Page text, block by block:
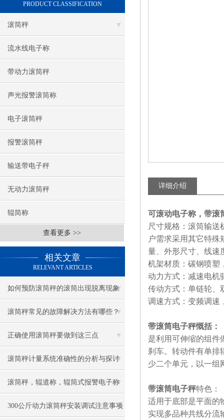
PRODUCT CLASSIFICATION
滚筒秤
流水线电子称
带动力滚筒秤
声光报警滚筒称
电子滚筒秤
报警滚筒秤
输送带电子秤
无动力滚筒秤
辊筒称
查看更多 >>
相关文章
RELEVANT ARTICLES
如何预防滚筒秤的滚筒出现脱离现象
滚筒秤常见的故障解决方法有哪些？
正确使用滚筒秤要做到这三点
滚筒秤计量系统准确性的分析与探讨​
滚筒秤，辊道称，辊筒式报警电子称
慨述
300公斤动力滚筒秤安装调试注意事项
详细介绍
可滚动电子称，带滚
尺寸规格：滚筒输送
户需求采用其它特殊
量、外形尺寸、线速
机架材质：碳钢喷塑
动力方式：减速电机
传动方式：单链轮、
调速方式：变频调速
带滚筒电子秤慨括：
是利用可伸缩的组件
刹车。转动件有单排
少二个单元，以一组
带滚筒电子秤特色：
适用于底部是平面的
实现多品种共线分流